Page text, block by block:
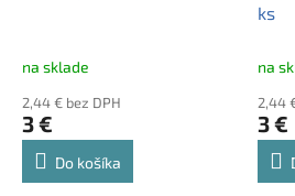
na sklade
2,44 € bez DPH
3 €
Do košíka
ks
na
2,44
3 €